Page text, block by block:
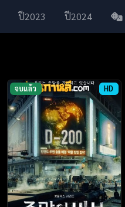
ปี2023 ปี2024
จบแล้ว HD